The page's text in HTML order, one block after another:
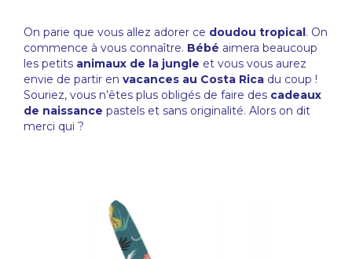
On parie que vous allez adorer ce doudou tropical . On
commence à vous connaître. Bébé aimera beaucoup
les petits animaux de la jungle et vous vous aurez
envie de partir en vacances au Costa Rica du coup !
Souriez, vous n’êtes plus obligés de faire des cadeaux
de naissance pastels et sans originalité. Alors on dit
merci qui ?